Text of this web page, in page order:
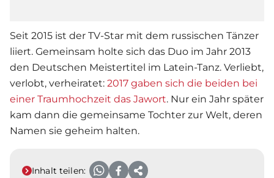
Seit 2015 ist der TV-Star mit dem russischen Tänzer
liiert. Gemeinsam holte sich das Duo im Jahr 2013
den Deutschen Meistertitel im Latein-Tanz. Verliebt,
verlobt, verheiratet: 2017 gaben sich die beiden bei
einer Traumhochzeit das Jawort. Nur ein Jahr später
kam dann die gemeinsame Tochter zur Welt, deren
Namen sie geheim halten.
Inhalt teilen: